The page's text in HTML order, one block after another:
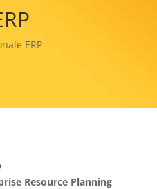
ERP
Resource Planning